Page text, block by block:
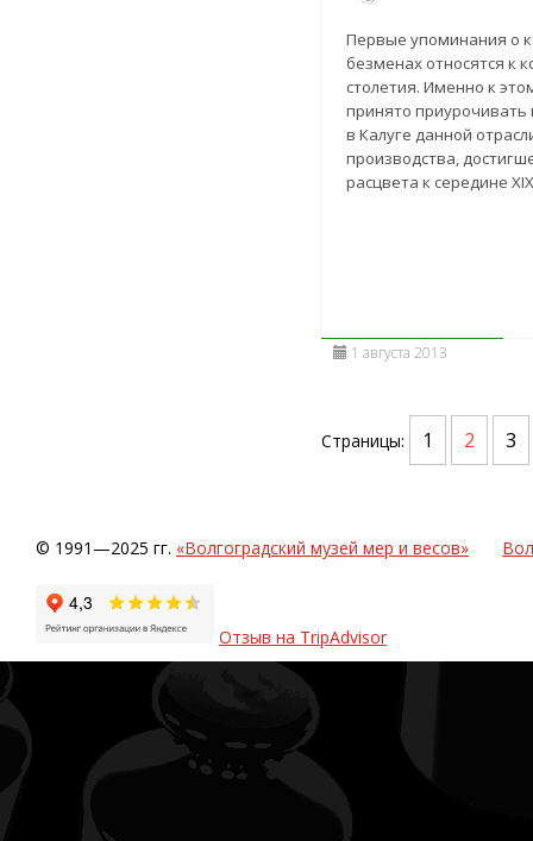
Первые упоминания о
безменах относятся к
столетия. Именно к
принято
в Калуге данной
производства,
расцвета к середине
1 августа 2013
Страницы: 1 2 3
© 1991—2025 гг. «Волгоградский музей мер и весов»
Отзыв на TripAdvisor